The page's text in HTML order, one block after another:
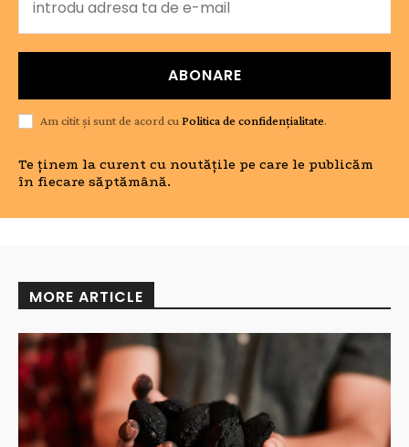
ABONARE
Am citit și sunt de acord cuPolitica de confidențialitate.
Te ținem la curent cu noutățile pe care le publicăm
în fiecare săptămână.
MORE ARTICLE